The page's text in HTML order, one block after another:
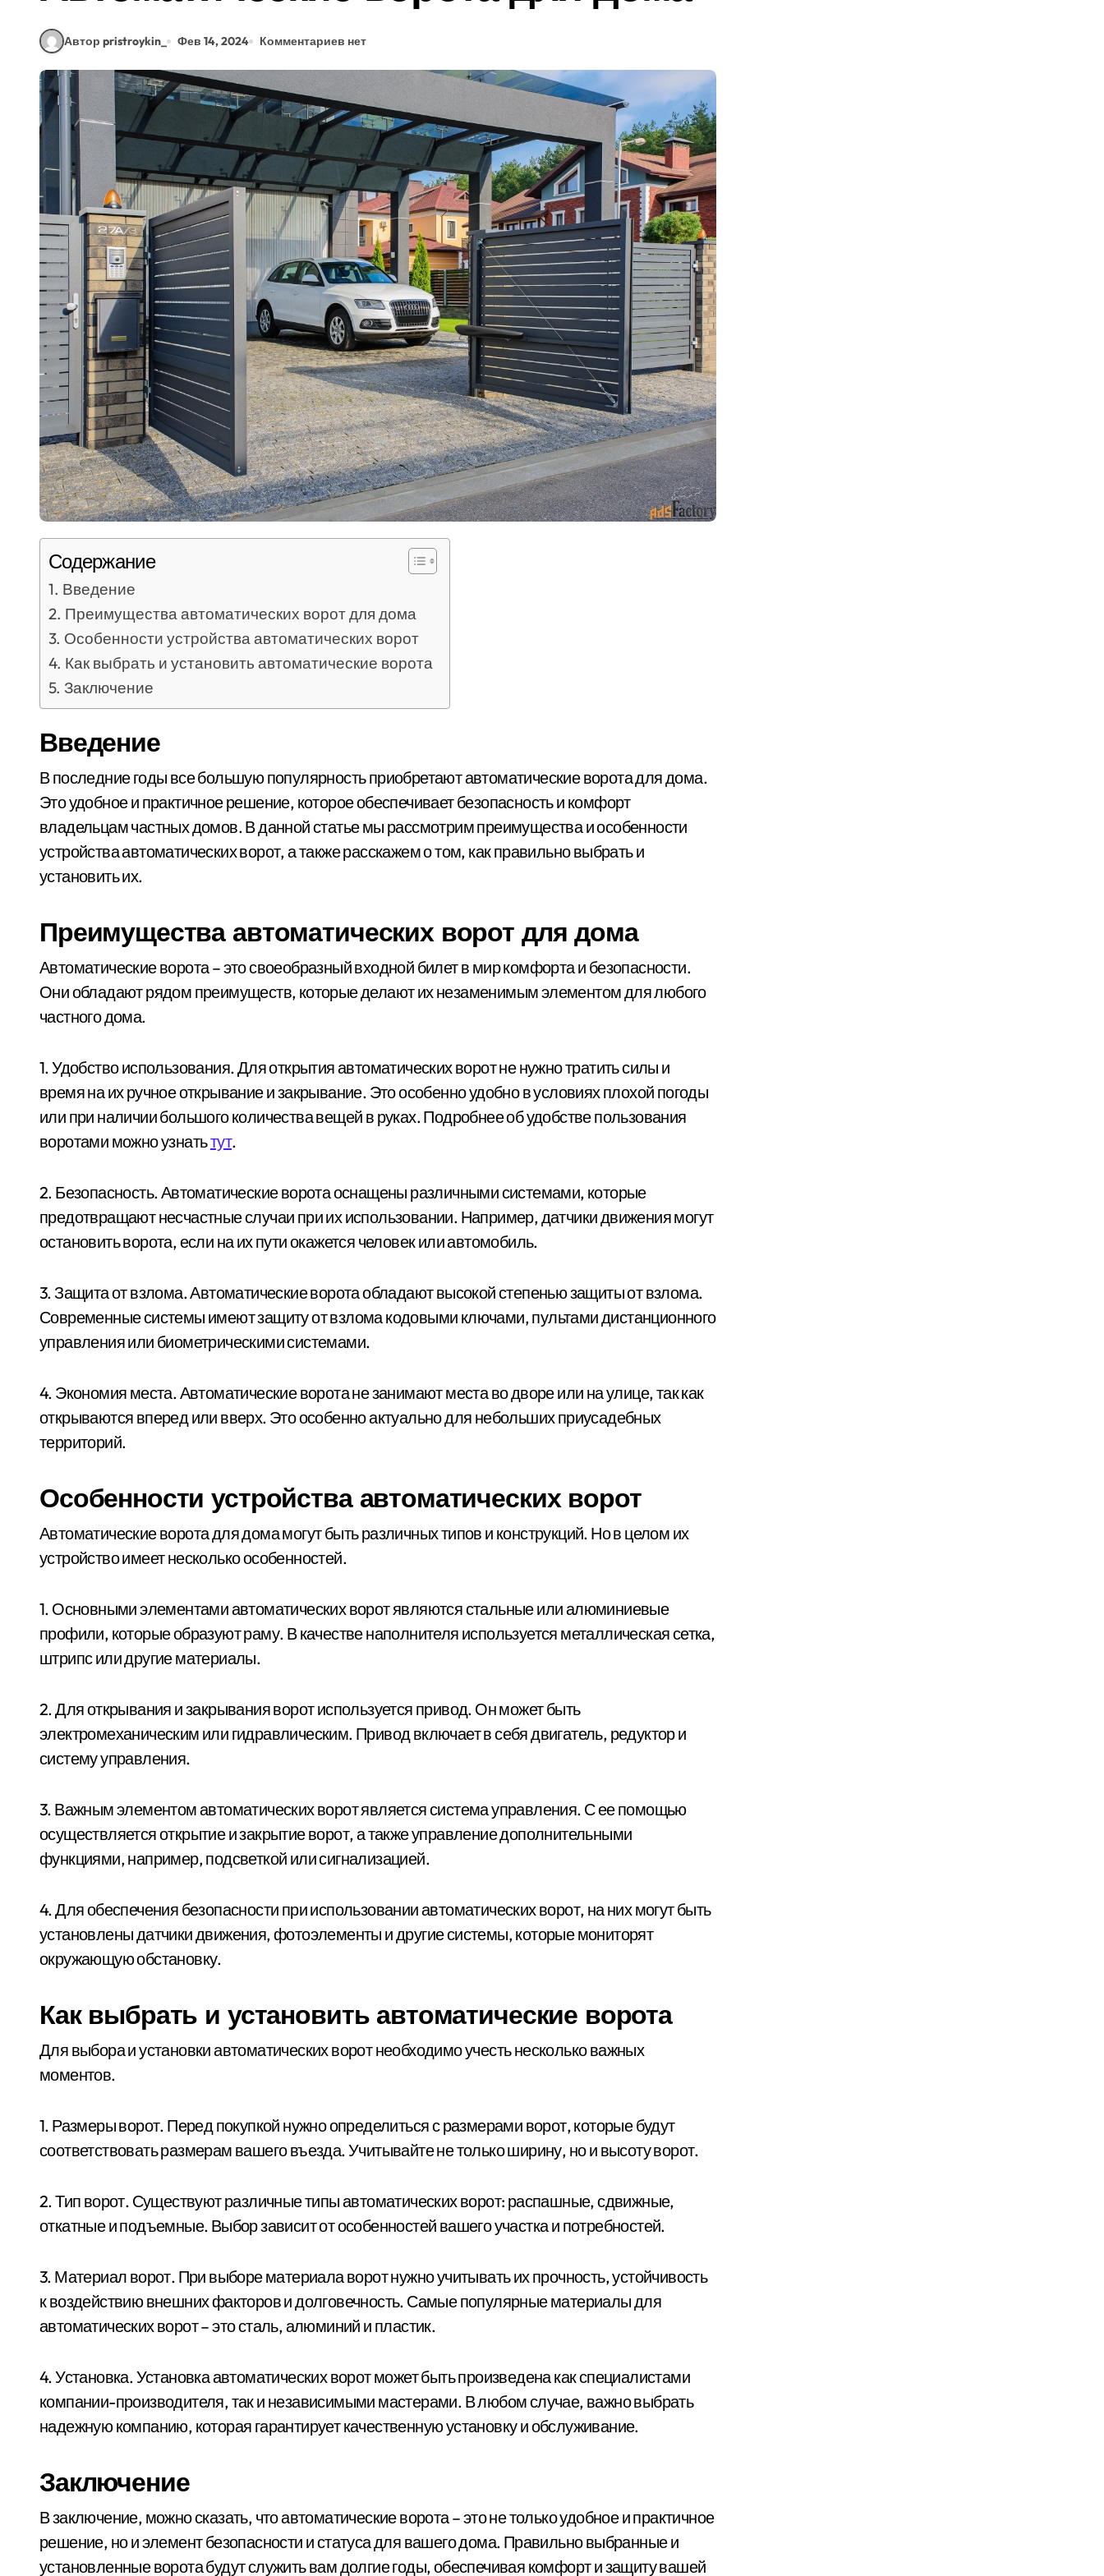
Автор pristroykin_ Фев 14, 2024 Комментариев нет
Содержание
Введение
Преимущества автоматических ворот для дома
Особенности устройства автоматических ворот
Как выбрать и установить автоматические ворота
Заключение
Введение
В последние годы все большую популярность приобретают автоматические ворота для дома.
Это удобное и практичное решение, которое обеспечивает безопасность и комфорт
владельцам частных домов. В данной статье мы рассмотрим преимущества и особенности
устройства автоматических ворот, а также расскажем о том, как правильно выбрать и
установить их.
Преимущества автоматических ворот для дома
Автоматические ворота – это своеобразный входной билет в мир комфорта и безопасности.
Они обладают рядом преимуществ, которые делают их незаменимым элементом для любого
частного дома.
1. Удобство использования. Для открытия автоматических ворот не нужно тратить силы и
время на их ручное открывание и закрывание. Это особенно удобно в условиях плохой погоды
или при наличии большого количества вещей в руках. Подробнее об удобстве пользования
воротами можно узнатьтут.
2. Безопасность. Автоматические ворота оснащены различными системами, которые
предотвращают несчастные случаи при их использовании. Например, датчики движения могут
остановить ворота, если на их пути окажется человек или автомобиль.
3. Защита от взлома. Автоматические ворота обладают высокой степенью защиты от взлома.
Современные системы имеют защиту от взлома кодовыми ключами, пультами дистанционного
управления или биометрическими системами.
4. Экономия места. Автоматические ворота не занимают места во дворе или на улице, так как
открываются вперед или вверх. Это особенно актуально для небольших приусадебных
территорий.
Особенности устройства автоматических ворот
Автоматические ворота для дома могут быть различных типов и конструкций. Но в целом их
устройство имеет несколько особенностей.
1. Основными элементами автоматических ворот являются стальные или алюминиевые
профили, которые образуют раму. В качестве наполнителя используется металлическая сетка,
штрипс или другие материалы.
2. Для открывания и закрывания ворот используется привод. Он может быть
электромеханическим или гидравлическим. Привод включает в себя двигатель, редуктор и
систему управления.
3. Важным элементом автоматических ворот является система управления. С ее помощью
осуществляется открытие и закрытие ворот, а также управление дополнительными
функциями, например, подсветкой или сигнализацией.
4. Для обеспечения безопасности при использовании автоматических ворот, на них могут быть
установлены датчики движения, фотоэлементы и другие системы, которые мониторят
окружающую обстановку.
Как выбрать и установить автоматические ворота
Для выбора и установки автоматических ворот необходимо учесть несколько важных
моментов.
1. Размеры ворот. Перед покупкой нужно определиться с размерами ворот, которые будут
соответствовать размерам вашего въезда. Учитывайте не только ширину, но и высоту ворот.
2. Тип ворот. Существуют различные типы автоматических ворот: распашные, сдвижные,
откатные и подъемные. Выбор зависит от особенностей вашего участка и потребностей.
3. Материал ворот. При выборе материала ворот нужно учитывать их прочность, устойчивость
к воздействию внешних факторов и долговечность. Самые популярные материалы для
автоматических ворот – это сталь, алюминий и пластик.
4. Установка. Установка автоматических ворот может быть произведена как специалистами
компании-производителя, так и независимыми мастерами. В любом случае, важно выбрать
надежную компанию, которая гарантирует качественную установку и обслуживание.
Заключение
В заключение, можно сказать, что автоматические ворота – это не только удобное и практичное
решение, но и элемент безопасности и статуса для вашего дома. Правильно выбранные и
установленные ворота будут служить вам долгие годы, обеспечивая комфорт и защиту вашей